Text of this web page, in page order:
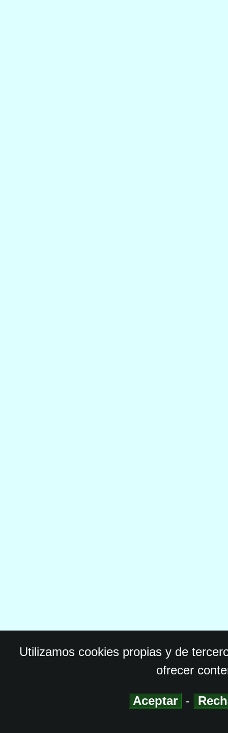
Utilizamos cookies propias y de
ofrecer
Aceptar -